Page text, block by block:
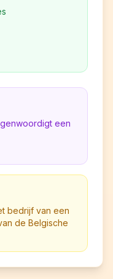
een
bedrijf van een
de Belgische